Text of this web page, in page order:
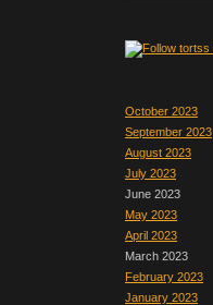
October 2023
September 2023
August 2023
July 2023
June 2023
May 2023
April 2023
March 2023
February 2023
January 2023